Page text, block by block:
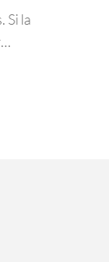
Si la